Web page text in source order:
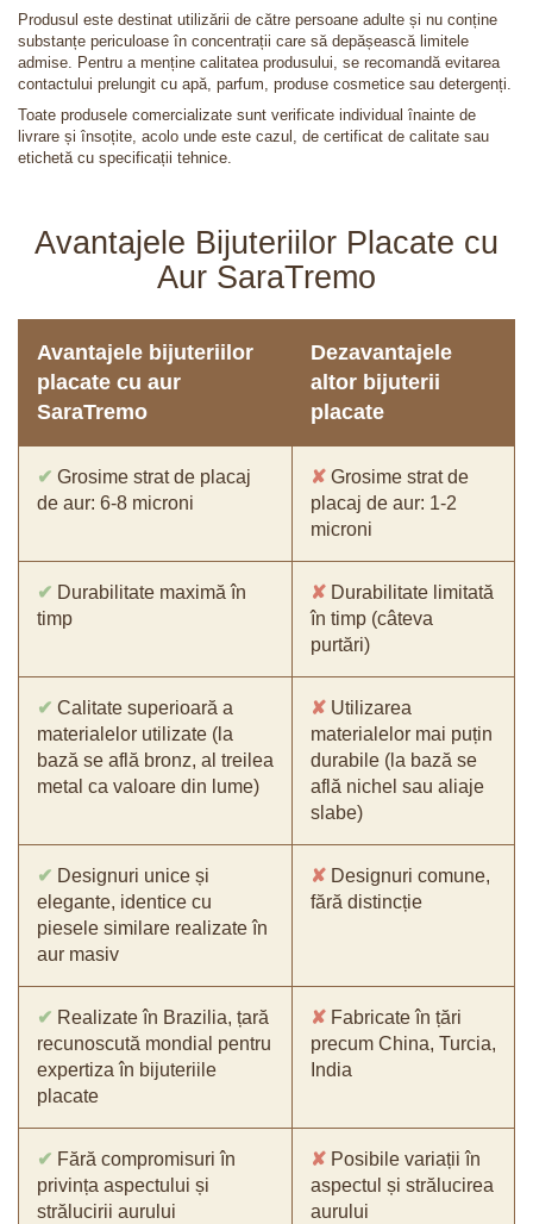
Produsul este destinat utilizării de către persoane adulte și nu conține
substanțe periculoase în concentrații care să depășească limitele
admise. Pentru a menține calitatea produsului, se recomandă evitarea
contactului prelungit cu apă, parfum, produse cosmetice sau detergenți.
Toate produsele comercializate sunt verificate individual înainte de
livrare și însoțite, acolo unde este cazul, de certificat de calitate sau
etichetă cu specificații tehnice.
Avantajele Bijuteriilor Placate cu
Aur SaraTremo
Avantajele bijuteriilor
placate cu aur
SaraTremo
Dezavantajele
altor bijuterii
placate
✔ Grosime strat de placaj
de aur: 6-8 microni
✘ Grosime strat de
placaj de aur: 1-2
microni
✔ Durabilitate maximă în
timp
✘ Durabilitate limitată
în timp (câteva
purtări)
✔ Calitate superioară a
materialelor utilizate (la
bază se află bronz, al treilea
metal ca valoare din lume)
✘ Utilizarea
materialelor mai puțin
durabile (la bază se
află nichel sau aliaje
slabe)
✔ Designuri unice și
elegante, identice cu
piesele similare realizate în
aur masiv
✘ Designuri comune,
fără distincție
✔ Realizate în Brazilia, țară
recunoscută mondial pentru
expertiza în bijuteriile
placate
✘ Fabricate în țări
precum China, Turcia,
India
✔ Fără compromisuri în
privința aspectului și
strălucirii aurului
✘ Posibile variații în
aspectul și strălucirea
aurului